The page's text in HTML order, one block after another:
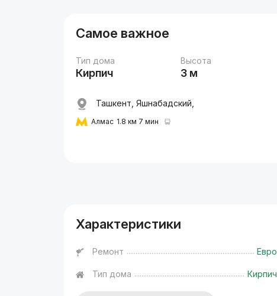
Самое важное
Тип дома
Кирпич
Высота
3 м
Ташкент, Яшнабадский,
Алмас 1.8 км 7 мин
Характеристики
Ремонт Евро
Тип дома Кирпич